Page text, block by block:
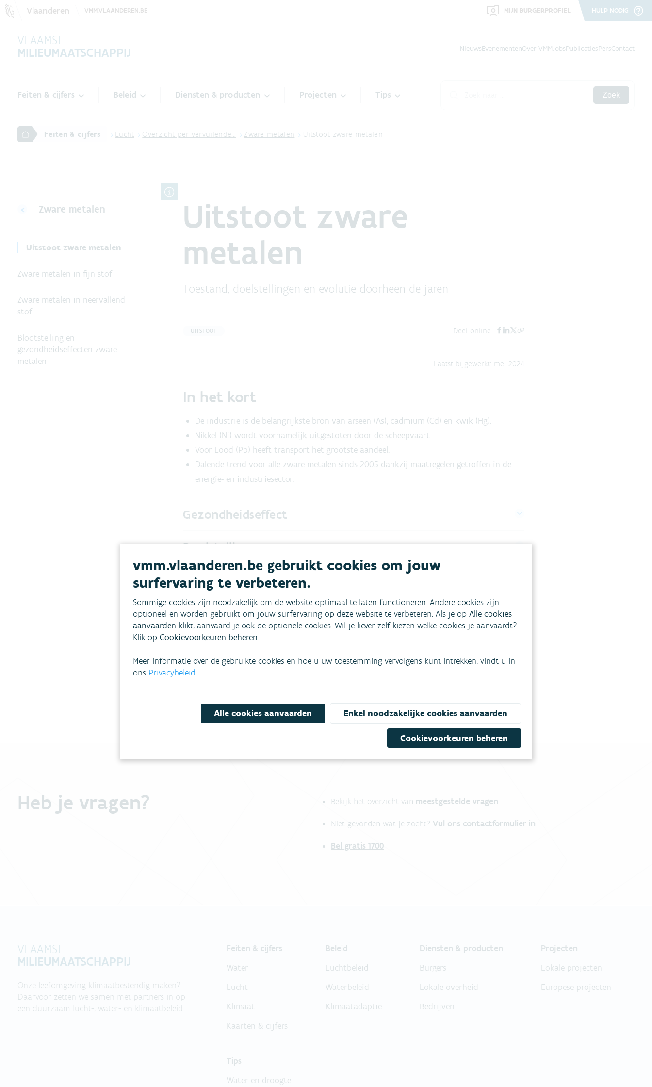
Vlaanderen VMM.VLAANDEREN.BE MIJN BURGERPROFIEL HULP NODIG
VLAAMSE
MILIEUMAATSCHAPPIJ
NieuwsEvenementenOver VMMJobsPublicatiesPersContact
Feiten & cijfers Beleid Diensten & producten Projecten Tips Zoek
Feiten & cijfers Lucht Overzicht per vervuilende… Zware metalen Uitstoot zware metalen
Zware metalen
Uitstoot zware metalen
Zware metalen in fijn stof
Zware metalen in neervallend
stof
Blootstelling en
gezondheidseffecten zware
metalen
Uitstoot zware
metalen
Toestand, doelstellingen en evolutie doorheen de jaren
UITSTOOT Deel online
Laatst bijgewerkt: mei 2024
In het kort
De industrie is de belangrijkste bron van arseen (As), cadmium (Cd) en kwik (Hg).
Nikkel (Ni) wordt voornamelijk uitgestoten door de scheepvaart.
Voor Lood (Pb) heeft transport het grootste aandeel.
Dalende trend voor alle zware metalen sinds 2005 dankzij maatregelen getroffen in de
energie- en industriesector.
Gezondheidseffect
Doelstellingen
Toestand
Evolutie
Hoe pakken we dit aan?
Meer informatie
Heb je vragen? Bekijk het overzicht van meestgestelde vragen.
Niet gevonden wat je zocht? Vul ons contactformulier in.
Bel gratis 1700
VLAAMSE
MILIEUMAATSCHAPPIJ
Onze leefomgeving klimaatbestendig maken?
Daarvoor zetten we samen met partners in op
een duurzaam lucht-, water- en klimaatbeleid.
Feiten & cijfers
Water
Lucht
Klimaat
Kaarten & cijfers
Beleid
Luchtbeleid
Waterbeleid
Klimaatadaptie
Diensten & producten
Burgers
Lokale overheid
Bedrijven
Projecten
Lokale projecten
Europese projecten
Tips
Water en droogte
vmm.vlaanderen.be gebruikt cookies om jouw
surfervaring te verbeteren.
Sommige cookies zijn noodzakelijk om de website optimaal te laten functioneren. Andere cookies zijn
optioneel en worden gebruikt om jouw surfervaring op deze website te verbeteren. Als je op Alle cookies
aanvaarden klikt, aanvaard je ook de optionele cookies. Wil je liever zelf kiezen welke cookies je aanvaardt?
Klik op Cookievoorkeuren beheren.
Meer informatie over de gebruikte cookies en hoe u uw toestemming vervolgens kunt intrekken, vindt u in
ons Privacybeleid.
Alle cookies aanvaarden Enkel noodzakelijke cookies aanvaarden
Cookievoorkeuren beheren